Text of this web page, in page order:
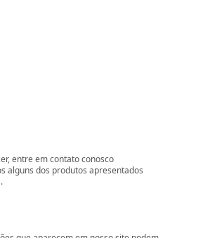
entre em contato conosco
alguns dos produtos apresentados